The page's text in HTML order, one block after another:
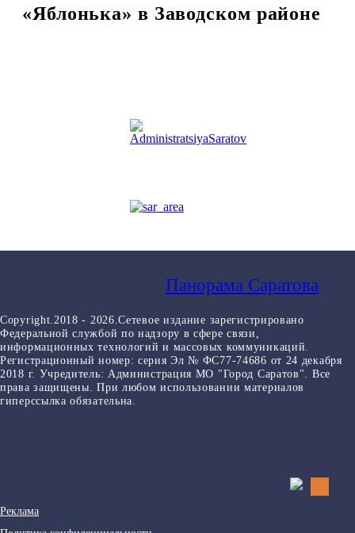
«Яблонька» в Заводском районе
Панорама Саратова
Copyright.2018 - 2026.Сетевое издание зарегистрировано
Федеральной службой по надзору в сфере связи,
информационных технологий и массовых коммуникаций.
Регистрационный номер: серия Эл № ФС77-74686 от 24 декабря
2018 г. Учредитель: Администрация МО "Город Саратов". Все
права защищены. При любом использовании материалов
гиперссылка обязательна.
Реклама